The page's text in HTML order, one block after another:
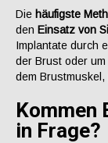
Die häufigste
den Einsatz von
Implantate durch
der Brust oder
dem Brustmuskel,
Kommen
in Frage?